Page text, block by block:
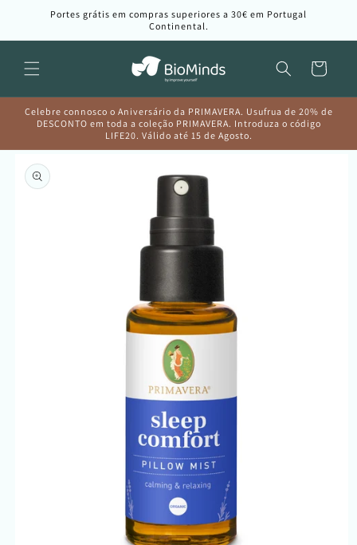
para oPortes grátis em compras superiores a 30€ em Portugal
Continental.
Carrinho
Celebre connosco o Aniversário da PRIMAVERA. Usufrua de 20% de
DESCONTO em toda a coleção PRIMAVERA. Introduza o código
LIFE20. Válido até 15 de Agosto.
informação
do produto